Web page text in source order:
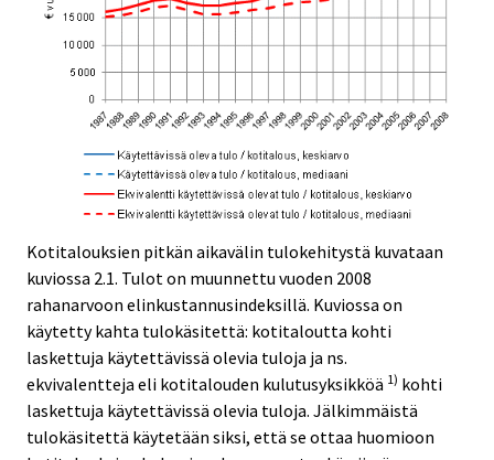
Kotitalouksien pitkän aikavälin tulokehitystä kuvataan
kuviossa 2.1. Tulot on muunnettu vuoden 2008
rahanarvoon elinkustannusindeksillä. Kuviossa on
käytetty kahta tulokäsitettä: kotitaloutta kohti
laskettuja käytettävissä olevia tuloja ja ns.
ekvivalentteja eli kotitalouden kulutusyksikköä 1) kohti
laskettuja käytettävissä olevia tuloja. Jälkimmäistä
tulokäsitettä käytetään siksi, että se ottaa huomioon